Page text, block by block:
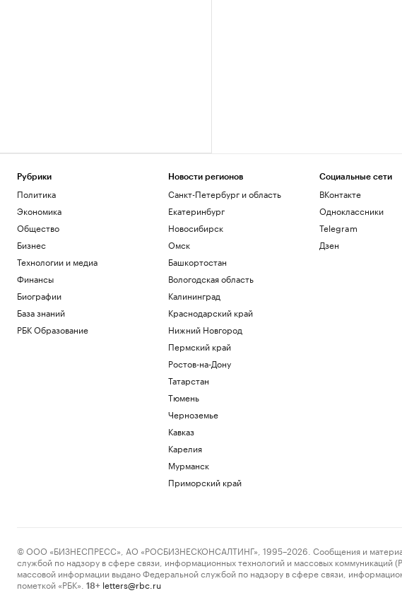
Рубрики
Политика
Экономика
Общество
Бизнес
Технологии и медиа
Финансы
Биографии
База знаний
РБК Образование
Новости регионов
Санкт-Петербург и область
Екатеринбург
Новосибирск
Омск
Башкортостан
Вологодская область
Калининград
Краснодарский край
Нижний Новгород
Пермский край
Ростов-на-Дону
Татарстан
Тюмень
Черноземье
Кавказ
Карелия
Мурманск
Приморский край
Социальные сети
ВКонтакте
Одноклассники
Telegram
Дзен
© ООО «БИЗНЕСПРЕСС», АО «РОСБИЗНЕСКОНСАЛТИНГ», 1995–2026. Сообщения и материалы
службой по надзору в сфере связи, информационных технологий и массовых
массовой информации выдано Федеральной службой по надзору в сфере связи,
пометкой «РБК».
18+ letters@rbc.ru